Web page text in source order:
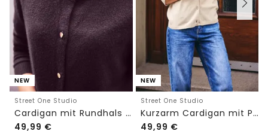
NEW
Street One Studio
Cardigan mit Rundhals und Knöpfen
49,99 €
NEW
Street One Studio
Kurzarm Cardigan mit Polokragen
49,99 €